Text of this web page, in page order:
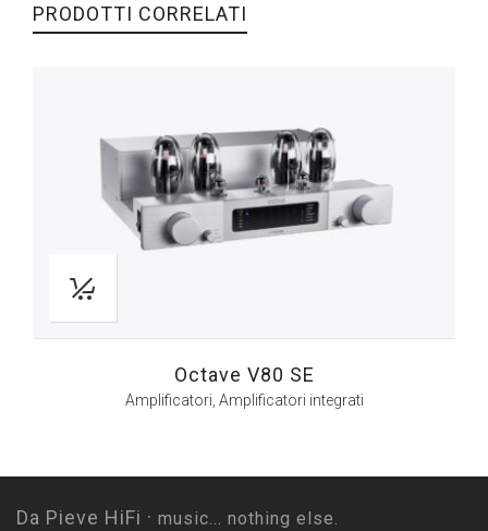
PRODOTTI CORRELATI
Octave V80 SE
Amplificatori, Amplificatori integrati
Da Pieve HiFi · music... nothing else.